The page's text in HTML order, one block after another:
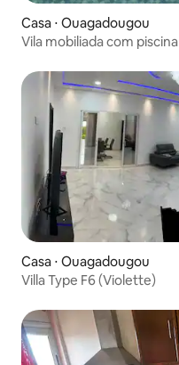
Casa ⋅ Ouagadougou
Vila mobiliada com piscina
Casa ⋅ Ouagadougou
Villa Type F6 (Violette)